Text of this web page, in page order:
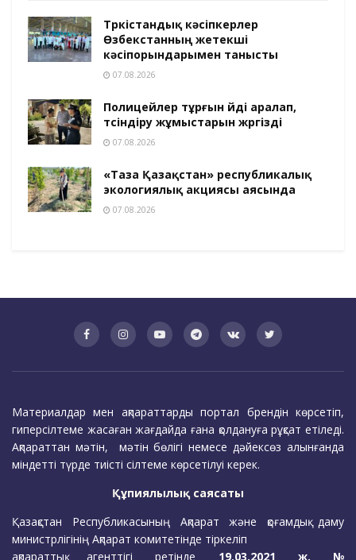
Түркістандық кәсіпкерлер
Өзбекстанның жетекші
кәсіпорындарымен танысты
07.08.2026
Полицейлер тұрғын үйді аралап,
түсіндіру жұмыстарын жүргізді
07.08.2026
«Таза Қазақстан» республикалық
экологиялық акциясы аясында
07.08.2026
Материалдар мен ақпараттарды портал брендін көрсетіп,
гиперсілтеме жасаған жағдайда ғана қолдануға рұқсат етіледі.
Ақпараттан мәтін, мәтін бөлігі немесе дәйексөз алынғанда
міндетті түрде тиісті сілтеме көрсетілуі керек.
Құпиялылық саясаты
Қазақстан Республикасының Ақпарат және қоғамдық даму
министрлігінің Ақпарат комитетінде тіркеліп
ақпараттық агенттігі ретінде 19.03.2021 ж. №